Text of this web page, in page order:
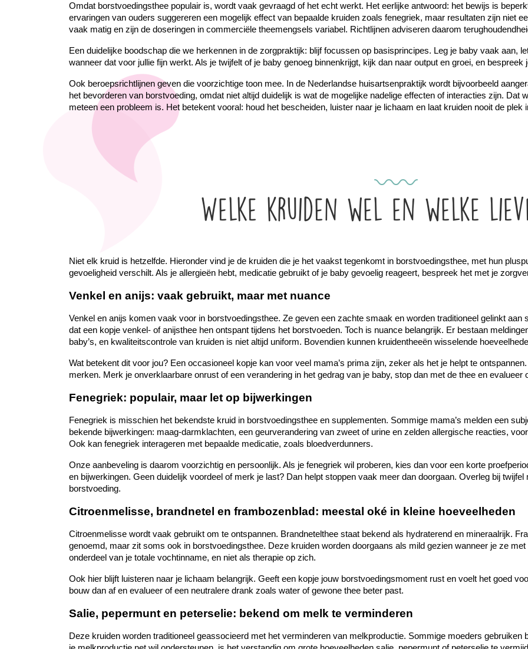
Omdat borstvoedingsthee populair is, wordt vaak gevraagd of het echt werkt. Het eerlijke antwoord: het bewijs is
ervaringen van ouders suggereren een mogelijk effect van bepaalde kruiden zoals fenegriek, maar resultaten zijn niet
vaak matig en zijn de doseringen in commerciële theemengsels variabel. Richtlijnen adviseren daarom
Een duidelijke boodschap die we herkennen in de zorgpraktijk: blijf focussen op basisprincipes. Leg je baby vaak aan,
wanneer dat voor jullie fijn werkt. Als je twijfelt of je baby genoeg binnenkrijgt, kijk dan naar output en groei, en
Ook beroepsrichtlijnen geven die voorzichtige toon mee. In de Nederlandse huisartsenpraktijk wordt bijvoorbeeld
het bevorderen van borstvoeding, omdat niet altijd duidelijk is wat de mogelijke nadelige effecten of interacties zijn. Dat
meteen een probleem is. Het betekent vooral: houd het bescheiden, luister naar je lichaam en laat kruiden nooit de
Welke kruiden wel en welke
Niet elk kruid is hetzelfde. Hieronder vind je de kruiden die je het vaakst tegenkomt in borstvoedingsthee, met hun
gevoeligheid verschilt. Als je allergieën hebt, medicatie gebruikt of je baby gevoelig reageert, bespreek het met je
Venkel en anijs: vaak gebruikt, maar met nuance
Venkel en anijs komen vaak voor in borstvoedingsthee. Ze geven een zachte smaak en worden traditioneel gelinkt
dat een kopje venkel- of anijsthee hen ontspant tijdens het borstvoeden. Toch is nuance belangrijk. Er bestaan
baby’s, en kwaliteitscontrole van kruiden is niet altijd uniform. Bovendien kunnen kruidentheeën wisselende
Wat betekent dit voor jou? Een occasioneel kopje kan voor veel mama’s prima zijn, zeker als het je helpt te
merken. Merk je onverklaarbare onrust of een verandering in het gedrag van je baby, stop dan met de thee en evalueer
Fenegriek: populair, maar let op bijwerkingen
Fenegriek is misschien het bekendste kruid in borstvoedingsthee en supplementen. Sommige mama’s melden een
bekende bijwerkingen: maag-darmklachten, een geurverandering van zweet of urine en zelden allergische reacties,
Ook kan fenegriek interageren met bepaalde medicatie, zoals bloedverdunners.
Onze aanbeveling is daarom voorzichtig en persoonlijk. Als je fenegriek wil proberen, kies dan voor een korte
en bijwerkingen. Geen duidelijk voordeel of merk je last? Dan helpt stoppen vaak meer dan doorgaan. Overleg bij
borstvoeding.
Citroenmelisse, brandnetel en frambozenblad: meestal oké in kleine hoeveelheden
Citroenmelisse wordt vaak gebruikt om te ontspannen. Brandnetelthee staat bekend als hydraterend en mineraalrijk.
genoemd, maar zit soms ook in borstvoedingsthee. Deze kruiden worden doorgaans als mild gezien wanneer je ze
onderdeel van je totale vochtinname, en niet als therapie op zich.
Ook hier blijft luisteren naar je lichaam belangrijk. Geeft een kopje jouw borstvoedingsmoment rust en voelt het goed
bouw dan af en evalueer of een neutralere drank zoals water of gewone thee beter past.
Salie, pepermunt en peterselie: bekend om melk te verminderen
Deze kruiden worden traditioneel geassocieerd met het verminderen van melkproductie. Sommige moeders gebruiken